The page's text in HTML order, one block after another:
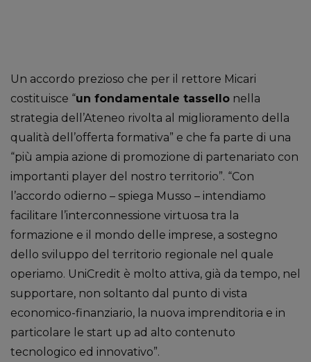
Un accordo prezioso che per il rettore Micari
costituisce “un fondamentale tassello nella
strategia dell’Ateneo rivolta al miglioramento della
qualità dell’offerta formativa” e che fa parte di una
“più ampia azione di promozione di partenariato con
importanti player del nostro territorio”. “Con
l’accordo odierno – spiega Musso – intendiamo
facilitare l’interconnessione virtuosa tra la
formazione e il mondo delle imprese, a sostegno
dello sviluppo del territorio regionale nel quale
operiamo. UniCredit è molto attiva, già da tempo, nel
supportare, non soltanto dal punto di vista
economico-finanziario, la nuova imprenditoria e in
particolare le start up ad alto contenuto
tecnologico ed innovativo”.